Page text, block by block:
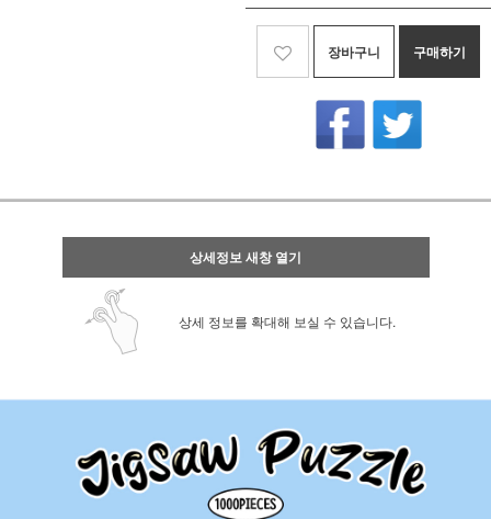
장바구니 구매하기
상세정보 새창 열기
상세 정보를 확대해 보실 수 있습니다.